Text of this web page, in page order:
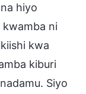
hiyo
kwamba ni
kwa
kiburi
Siyo